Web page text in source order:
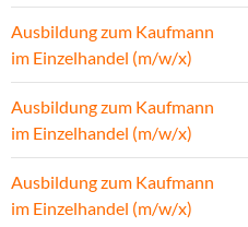
Ausbildung zum Kaufmann
im Einzelhandel (m/w/x)
Ausbildung zum Kaufmann
im Einzelhandel (m/w/x)
Ausbildung zum Kaufmann
im Einzelhandel (m/w/x)